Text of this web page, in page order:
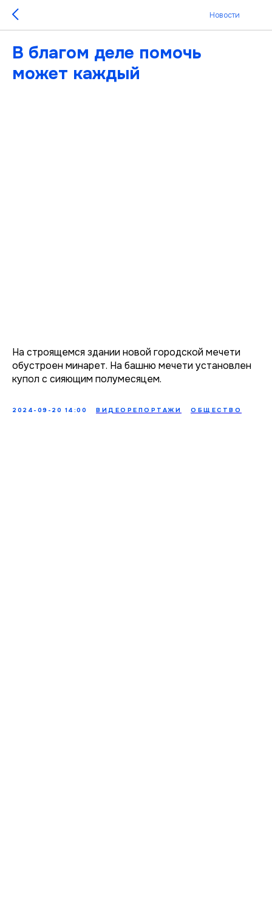
Новости
В благом деле помочь
может каждый
На строящемся здании новой городской мечети
обустроен минарет. На башню мечети установлен
купол с сияющим полумесяцем.
2024-09-20 14:00 ВИДЕОРЕПОРТАЖИ ОБЩЕСТВО